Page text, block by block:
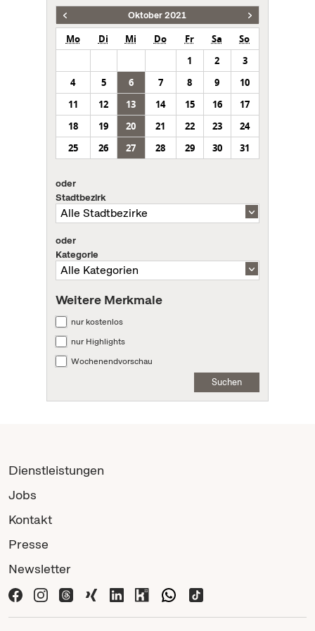
Oktober 2021
Mo Di Mi Do Fr Sa
So
1
2
3
4
5 6 7 8 9
10
11
12 13 14 15 16
17
18
19 20 21 22 23
24
25
26 27 28 29 30 31
oder
Stadtbezirk
oder
Kategorie
Weitere Merkmale
nur kostenlos
nur Highlights
Wochenendvorschau
Suchen
Dienstleistungen
Jobs
Kontakt
Presse
Newsletter